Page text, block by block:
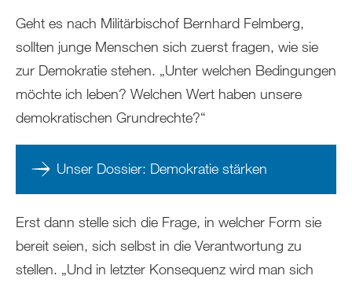
Geht es nach Militärbischof Bernhard Felmberg,
sollten junge Menschen sich zuerst fragen, wie sie
zur Demokratie stehen. „Unter welchen Bedingungen
möchte ich leben? Welchen Wert haben unsere
demokratischen Grundrechte?“
Unser Dossier: Demokratie stärken
Erst dann stelle sich die Frage, in welcher Form sie
bereit seien, sich selbst in die Verantwortung zu
stellen. „Und in letzter Konsequenz wird man sich